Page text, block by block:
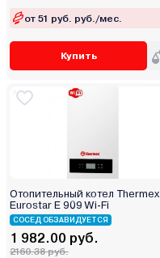
от 51 руб. руб./мес.
Купить
Отопительный котел Thermex
Eurostar E 909 Wi-Fi
СОСЕД ОБЗАВИДУЕТСЯ
1 982.00 руб.
2160.38 руб.